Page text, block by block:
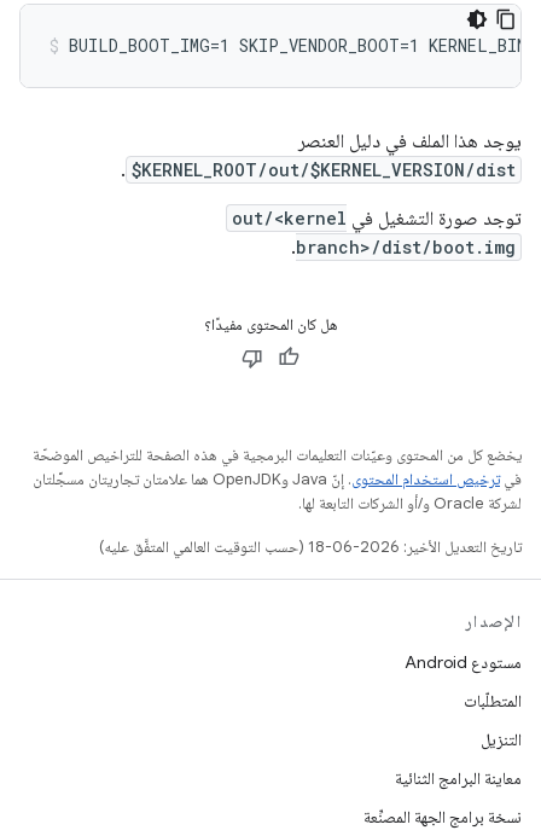
يوجد هذا الملف في دليل العنصر
$KERNEL_ROOT/out/$KERNEL_VERSION/dist
.
توجد صورة التشغيل في out/<kernel
branch>/dist/boot.img
.
هل كان المحتوى مفيدًا؟
يخضع كل من المحتوى وعيّنات التعليمات البرمجية في هذه الصفحة للتراخيص الموضحّة
فيترخيص استخدام المحتوى
. إنّ Java وOpenJDK هما علامتان تجاريتان مسجَّلتان
لشركة Oracle و/أو الشركات التابعة لها.
تاريخ التعديل الأخير: 2026-06-18 (حسب التوقيت العالمي المتفَّق عليه)
الإصدار
مستودع Android
المتطلّبات
التنزيل
معاينة البرامج الثنائية
نسخة برامج الجهة المصنِّعة